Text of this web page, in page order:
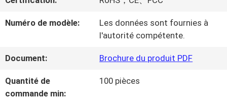
PROPOS
NOUS
VISITE
Numéro de modèle:
Les données sont fournies à
l'autorité compétente.
Document: Brochure du produit PDF
Quantité de
commande min:
100 pièces